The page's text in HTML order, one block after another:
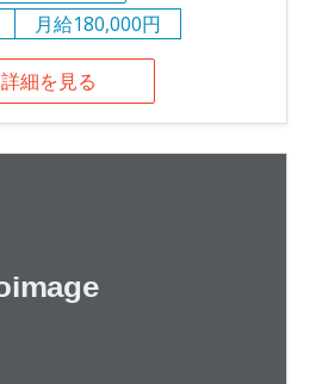
月給180,000円
詳細を見る